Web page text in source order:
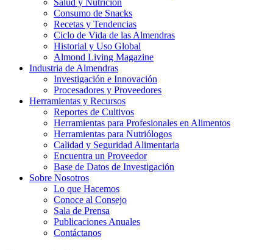
Salud y Nutrición
Consumo de Snacks
Recetas y Tendencias
Ciclo de Vida de las Almendras
Historial y Uso Global
Almond Living Magazine
Industria de Almendras
Investigación e Innovación
Procesadores y Proveedores
Herramientas y Recursos
Reportes de Cultivos
Herramientas para Profesionales en Alimentos
Herramientas para Nutriólogos
Calidad y Seguridad Alimentaria
Encuentra un Proveedor
Base de Datos de Investigación
Sobre Nosotros
Lo que Hacemos
Conoce al Consejo
Sala de Prensa
Publicaciones Anuales
Contáctanos